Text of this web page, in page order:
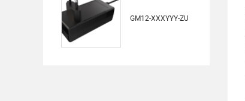
GM12-XXXYYY-ZU